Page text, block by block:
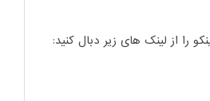
را از لینک های زیر دبال کنید: